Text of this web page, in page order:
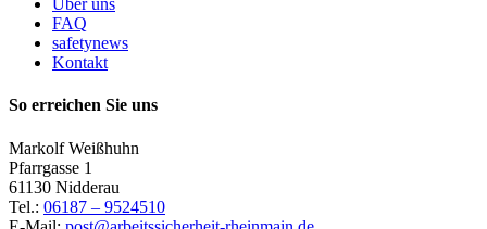
Über uns
FAQ
safetynews
Kontakt
So erreichen Sie uns
Markolf Weißhuhn
Pfarrgasse 1
61130 Nidderau
Tel.: 06187 – 9524510